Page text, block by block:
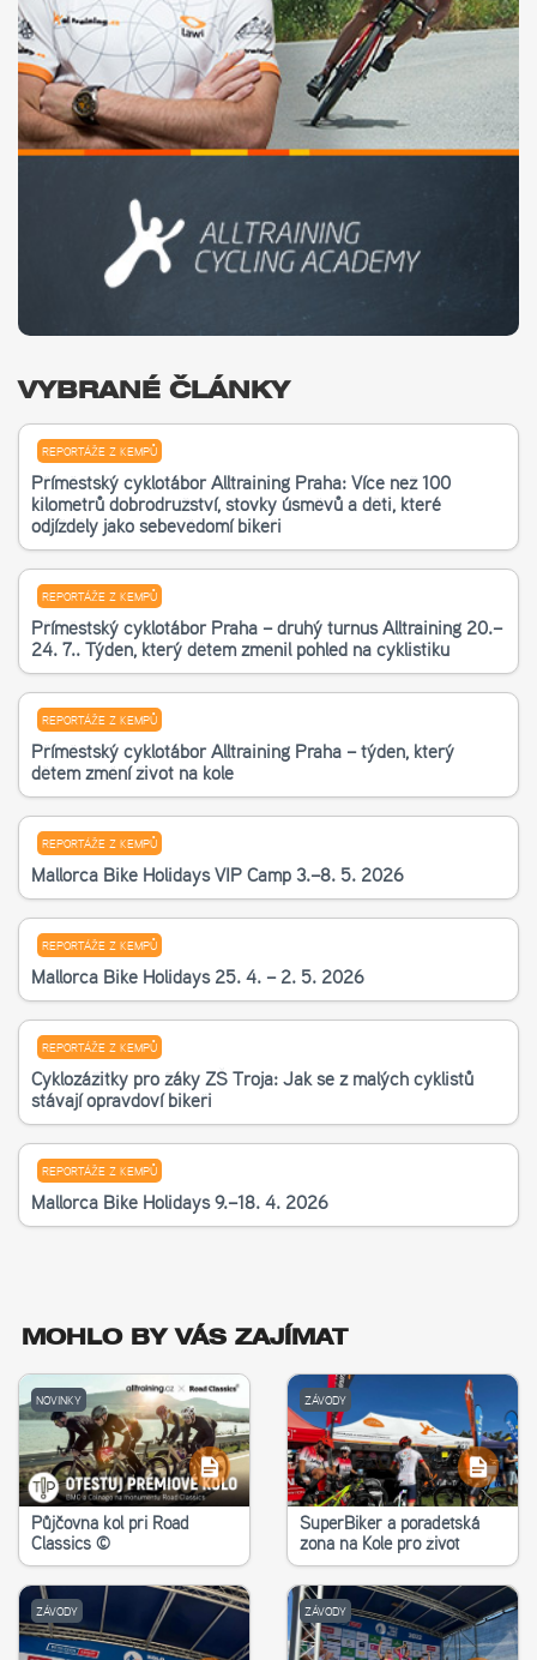
VYBRANÉ ČLÁNKY
REPORTÁŽE Z KEMPŮ
Příměstský cyklotábor Alltraining Praha: Více než 100
kilometrů dobrodružství, stovky úsměvů a děti, které
odjížděly jako sebevědomí bikeři
REPORTÁŽE Z KEMPŮ
Příměstský cyklotábor Praha – druhý turnus Alltraining 20.–
24. 7.. Týden, který dětem změnil pohled na cyklistiku
REPORTÁŽE Z KEMPŮ
Příměstský cyklotábor Alltraining Praha – týden, který
dětem změní život na kole
REPORTÁŽE Z KEMPŮ
Mallorca Bike Holidays VIP Camp 3.–8. 5. 2026
REPORTÁŽE Z KEMPŮ
Mallorca Bike Holidays 25. 4. – 2. 5. 2026
REPORTÁŽE Z KEMPŮ
Cyklozážitky pro žáky ZŠ Troja: Jak se z malých cyklistů
stávají opravdoví bikeři
REPORTÁŽE Z KEMPŮ
Mallorca Bike Holidays 9.–18. 4. 2026
MOHLO BY VÁS ZAJÍMAT
NOVINKY
Půjčovna kol při Road
Classics ©
ZÁVODY
SuperBiker a poradetská
zona na Kole pro život
ZÁVODY ZÁVODY